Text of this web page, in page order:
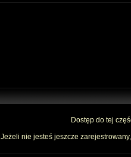
Dostęp do tej
Jeżeli nie jesteś jeszcze